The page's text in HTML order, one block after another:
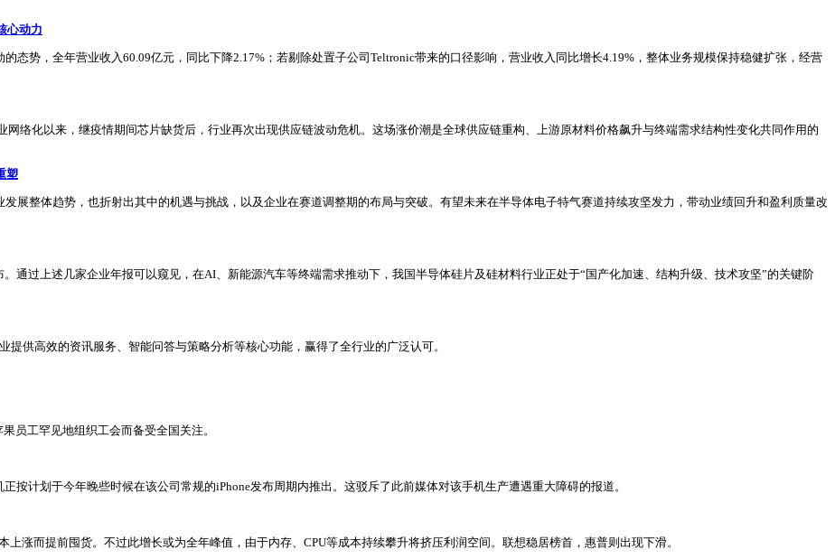
心动力
态势，全年营业收入60.09亿元，同比下降2.17%；若剔除处置子公司Teltronic带来的口径影响，营业收入同比增长4.19%，整体业务规模保持稳健扩张，经营
络化以来，继疫情期间芯片缺货后，行业再次出现供应链波动危机。这场涨价潮是全球供应链重构、上游原材料价格飙升与终端需求结构性变化共同作用的
塑
展整体趋势，也折射出其中的机遇与挑战，以及企业在赛道调整期的布局与突破。有望未来在半导体电子特气赛道持续攻坚发力，带动业绩回升和盈利质量改
通过上述几家企业年报可以窥见，在AI、新能源汽车等终端需求推动下，我国半导体硅片及硅材料行业正处于“国产化加速、结构升级、技术攻坚”的关键阶
供高效的资讯服务、智能问答与策略分析等核心功能，赢得了全行业的广泛认可。
员工罕见地组织工会而备受全国关注。
按计划于今年晚些时候在该公司常规的iPhone发布周期内推出。这驳斥了此前媒体对该手机生产遭遇重大障碍的报道。
涨而提前囤货。不过此增长或为全年峰值，由于内存、CPU等成本持续攀升将挤压利润空间。联想稳居榜首，惠普则出现下滑。